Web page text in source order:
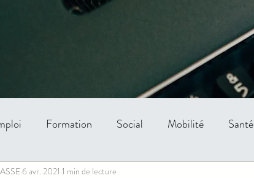
Formation Social Mobilité Santé
6 avr. 2021 1 min de lecture